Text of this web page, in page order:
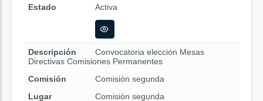
Estado
Activa
Descripción
Convocatoria elección Mesas
Directivas Comisiones Permanentes
Comisión
Comisión segunda
Lugar
Comisión segunda